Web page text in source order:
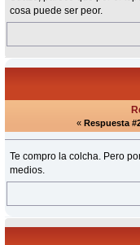
cosa puede ser peor.
« Respuesta
Te compro la colcha. Pero
medios.